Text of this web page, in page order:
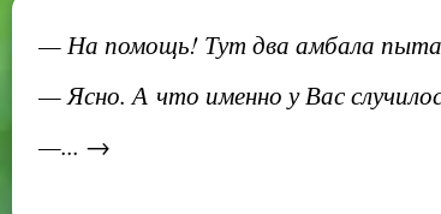
— На помощь! Тут два амбала
— Ясно. А что именно у Вас
—... →